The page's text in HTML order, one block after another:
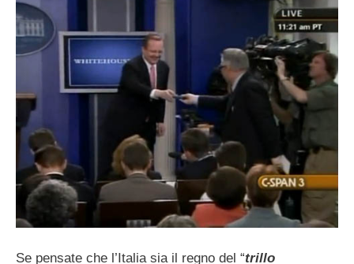
Se pensate che l’Italia sia il regno del “trillo